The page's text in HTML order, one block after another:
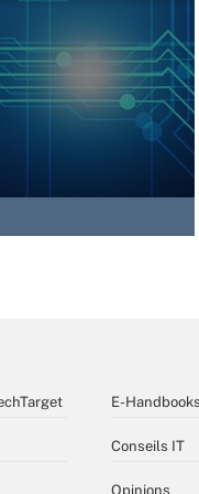
E-
Conseils IT
Opinions